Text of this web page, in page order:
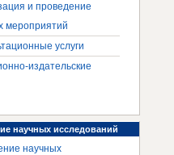
и проведение
мероприятий
услуги
издательские
научных исследований
научных